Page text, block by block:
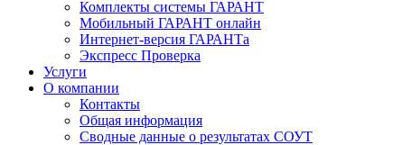
Комплекты системы ГАРАНТ
Мобильный ГАРАНТ онлайн
Интернет-версия ГАРАНТа
Экспресс Проверка
Услуги
О компании
Контакты
Общая информация
Сводные данные о результатах СОУТ